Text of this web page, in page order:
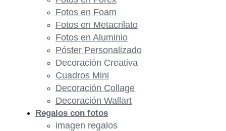
Fotos en Foam
Fotos en Metacrilato
Fotos en Aluminio
Póster Personalizado
Decoración Creativa
Cuadros Mini
Decoración Collage
Decoración Wallart
Regalos con fotos
imagen regalos